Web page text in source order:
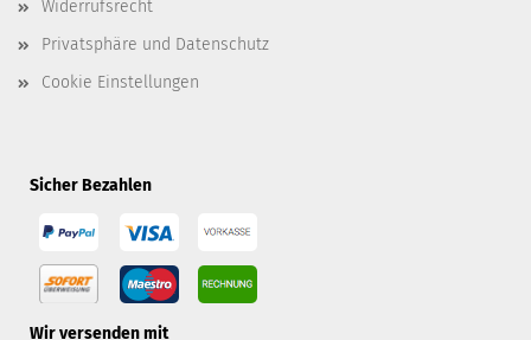
Widerrufsrecht
Privatsphäre und Datenschutz
Cookie Einstellungen
Sicher Bezahlen
Wir versenden mit